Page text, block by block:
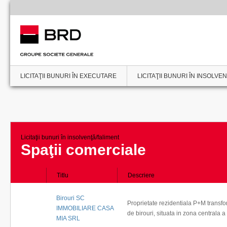
LICITAŢII BUNURI ÎN EXECUTARE LICITAŢII BUNURI ÎN
Licitaţii bunuri în insolvenţă/faliment
Spaţii comerciale
Titlu Descriere
Birouri SC
IMMOBILIARE CASA
MIA SRL
Proprietate rezidentiala P+M
de birouri, situata in zona centrala